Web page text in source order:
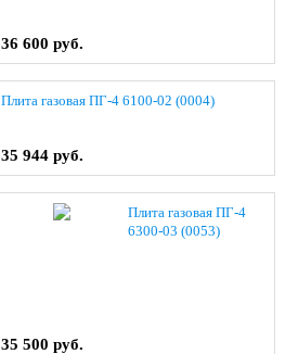
36 600 руб.
Плита газовая ПГ-4 6100-02 (0004)
35 944 руб.
Плита газовая ПГ-4
6300-03 (0053)
35 500 руб.